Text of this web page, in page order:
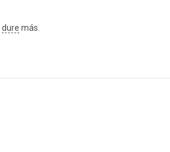
dure más.